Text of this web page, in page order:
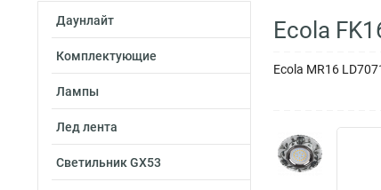
Даунлайт
Комплектующие
Лампы
Лед лента
Светильник GX53
Ecola
Ecola MR16